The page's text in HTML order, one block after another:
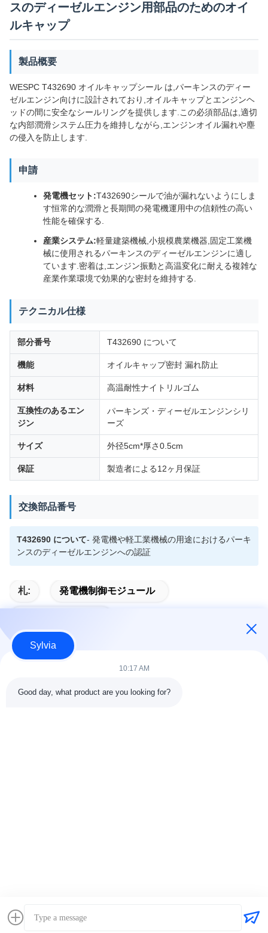
スのディーゼルエンジン用部品のためのオイ
ルキャップ
製品概要
WESPC T432690 オイルキャップシール は,パーキンスのディー
ゼルエンジン向けに設計されており,オイルキャップとエンジンヘ
ッドの間に安全なシールリングを提供します.この必須部品は,適切
な内部潤滑システム圧力を維持しながら,エンジンオイル漏れや塵
の侵入を防止します.
申請
発電機セット:T432690シールで油が漏れないようにしま
す恒常的な潤滑と長期間の発電機運用中の信頼性の高い
性能を確保する.
産業システム:軽量建築機械,小規模農業機器,固定工業機
械に使用されるパーキンスのディーゼルエンジンに適し
ています.密着は,エンジン振動と高温変化に耐える複雑な
産業作業環境で効果的な密封を維持する.
テクニカル仕様
部分番号 T432690 について
機能 オイルキャップ密封 漏れ防止
材料 高温耐性ナイトリルゴム
互換性のあるエン
ジン
パーキンズ・ディーゼルエンジンシリ
ーズ
サイズ 外径5cm*厚さ0.5cm
保証 製造者による12ヶ月保証
交換部品番号
T432690 について- 発電機や軽工業機械の用途におけるパーキ
ンスのディーゼルエンジンへの認証
札: 発電機制御モジュール
クイックコンタクト
(Dongguan) Tech Co., Ltd. . 複製権所有。
Sylvia
10:17 AM
Good day, what product are you looking for?